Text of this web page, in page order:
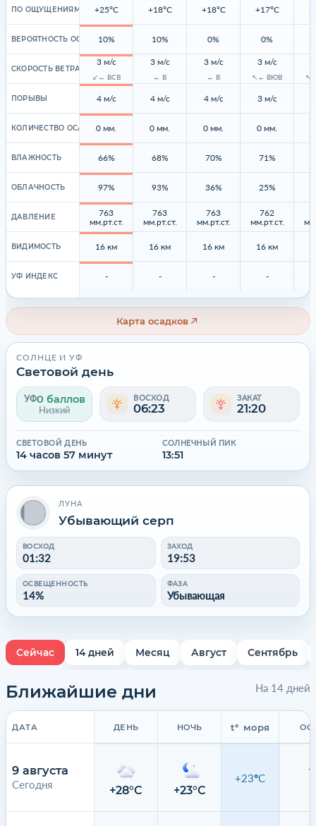
ПО ОЩУЩЕНИЯМ
ВЕРОЯТНОСТЬ ОСАДКОВ
СКОРОСТЬ ВЕТРА
ПОРЫВЫ
КОЛИЧЕСТВО ОСАДКОВ
ВЛАЖНОСТЬ
ОБЛАЧНОСТЬ
ДАВЛЕНИЕ
ВИДИМОСТЬ
УФ ИНДЕКС
+25°C
10%
3 м/с
↙← ВСВ
4 м/с
0 мм.
66%
97%
763
мм.рт.ст.
16 км
-
+18°C
10%
3 м/с
← В
4 м/с
0 мм.
68%
93%
763
мм.рт.ст.
16 км
-
+18°C
0%
3 м/с
← В
4 м/с
0 мм.
70%
36%
763
мм.рт.ст.
16 км
-
+17°C
0%
3 м/с
↖← ВЮВ
3 м/с
0 мм.
71%
25%
762
мм.рт.ст.
16 км
-
Карта осадков
СОЛНЦЕ И УФ
Световой день
УФ0 баллов
Низкий
ВОСХОД
06:23
ЗАКАТ
21:20
СВЕТОВОЙ ДЕНЬ
14 часов 57 минут
СОЛНЕЧНЫЙ ПИК
13:51
ЛУНА
Убывающий серп
ВОСХОД
01:32
ЗАХОД
19:53
ОСВЕЩЕННОСТЬ
14%
ФАЗА
Убывающая
Сейчас 14 дней Месяц Август Сентябрь
Ближайшие дни На 14 дней
ДАТА
9 августа
Сегодня
ДЕНЬ НОЧЬ t° моря
+28°C +23°C
+23°C